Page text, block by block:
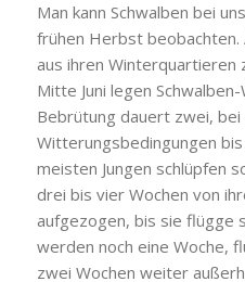
Man kann Schwalben bei
frühen Herbst beobachten.
aus ihren Winterquartieren
Mitte Juni legen
Bebrütung dauert zwei, bei
Witterungsbedingungen
meisten Jungen schlüpfen
drei bis vier Wochen von
aufgezogen, bis sie flügge
werden noch eine Woche,
zwei Wochen weiter